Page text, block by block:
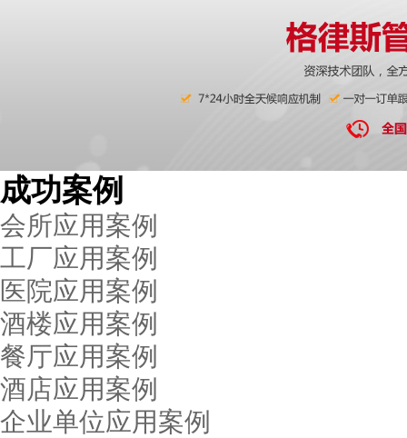
成功案例
会所应用案例
工厂应用案例
医院应用案例
酒楼应用案例
餐厅应用案例
酒店应用案例
企业单位应用案例